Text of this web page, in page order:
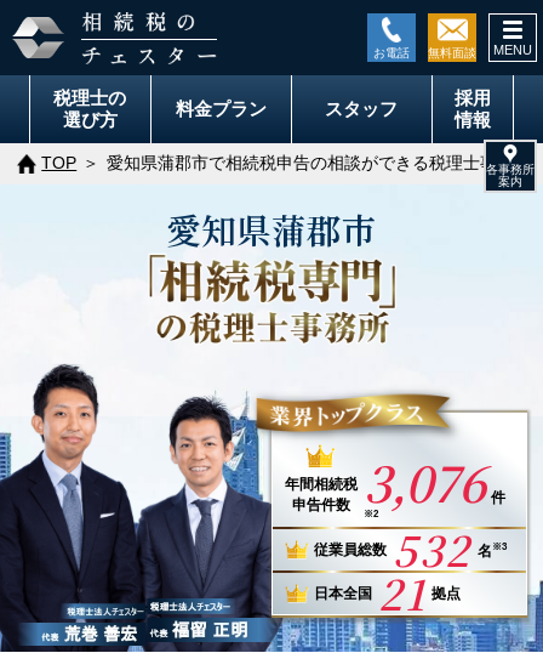
税理士の
選び方
料金プラン スタッフ
採用
情報
TOP 愛知県蒲郡市で相続税申告の相談ができる税理士事務所
愛知県蒲郡市
年間相続税
申告件数
3,076 件
※2
従業員総数 532 名 ※3
日本全国 21 拠点